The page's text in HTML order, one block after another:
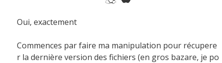
Oui, exactement
Commences par faire ma manipulation pour récupere
r la dernière version des fichiers (en gros bazare, je po